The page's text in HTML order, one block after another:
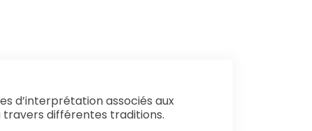
d’interprétation associés aux
travers différentes traditions.